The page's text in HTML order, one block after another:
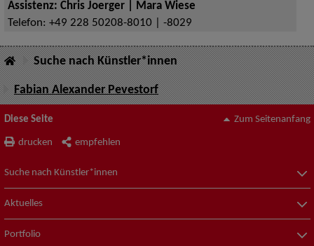
Assistenz: Chris Joerger | Mara Wiese
Telefon: +49 228 50208-8010 | -8029
Suche nach Künstler*innen
Fabian Alexander Pevestorf
Diese Seite
drucken empfehlen
Zum Seitenanfang
Suche nach Künstler*innen
Aktuelles
Portfolio